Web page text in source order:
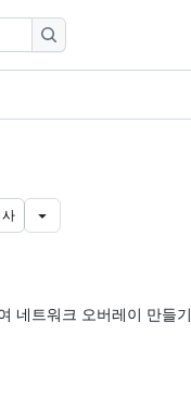
네트워크 오버레이 만들기